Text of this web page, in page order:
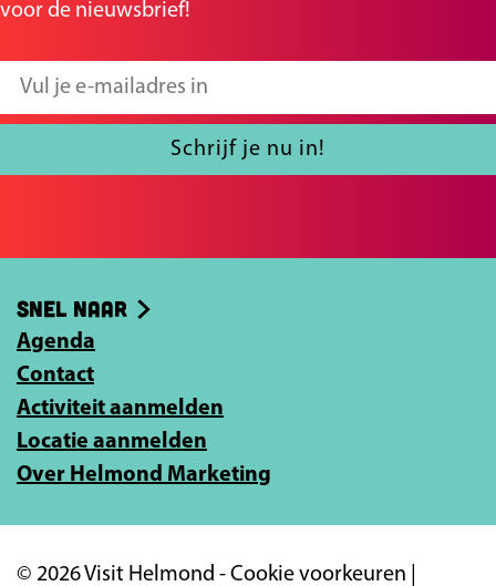
a
p
c
o
k
a
p
voor de nieuwsbrief!
j
Schrijf je nu in!
Snel naar
Agenda
Contact
Activiteit aanmelden
Locatie aanmelden
Over Helmond Marketing
© 2026 Visit Helmond - Cookie voorkeuren